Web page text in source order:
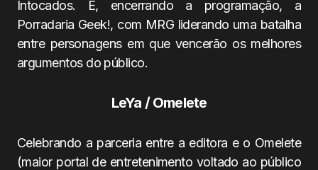
Intocados. E, encerrando a programação, a
Porradaria Geek!, com MRG liderando uma batalha
entre personagens em que vencerão os melhores
argumentos do público.
LeYa / Omelete
Celebrando a parceria entre a editora e o Omelete
(maior portal de entretenimento voltado ao público